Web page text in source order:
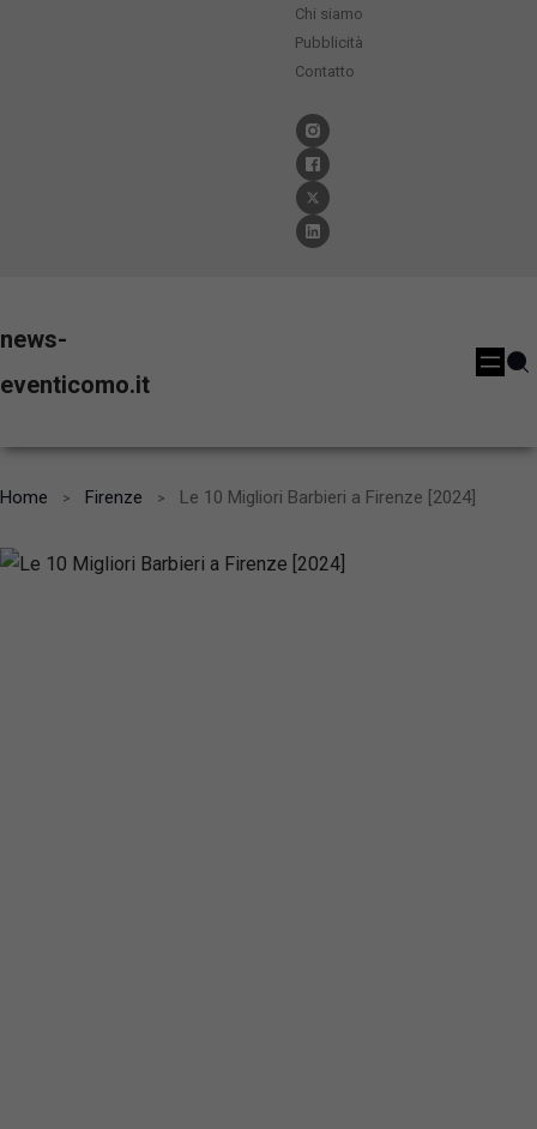
Chi siamo
Pubblicità
Contatto
news-
eventicomo.it
Home Firenze Le 10 Migliori Barbieri a Firenze [2024]